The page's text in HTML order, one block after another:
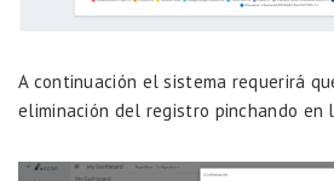
A continuación el sistema requerirá
eliminación del registro pinchando en